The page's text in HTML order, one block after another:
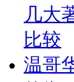
几大
比较
温哥